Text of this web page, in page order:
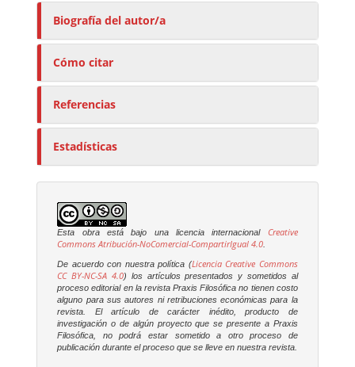
Biografía del autor/a
Cómo citar
Referencias
Estadísticas
Esta obra está bajo una licencia internacional
Creative
Commons Atribución-NoComercial-CompartirIgual 4.0
De acuerdo con nuestra política (Licencia Creative Commons
CC BY-NC-SA 4.0) los artículos presentados y sometidos al
proceso editorial en la revistaPraxis Filosófica no tienen costo
alguno para sus autores ni retribuciones económicas para la
revista. El artículo de carácter inédito, producto de
investigación o de algún proyecto que se presente a Praxis
Filosófica , no podrá estar sometido a otro proceso de
publicación durante el proceso que se lleve en nuestra revista.